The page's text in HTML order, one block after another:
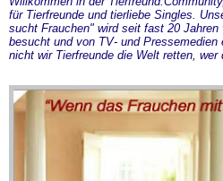
für Tierfreunde und tierliebe Singles.
sucht Frauchen" wird seit fast 20 Jahren
besucht und von TV- und Pressemedien
nicht wir Tierfreunde die Welt retten, wer